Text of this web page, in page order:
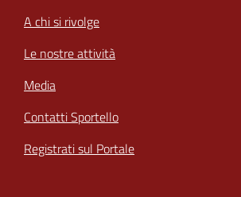
A chi si rivolge
Le nostre attività
Media
Contatti Sportello
Registrati sul Portale